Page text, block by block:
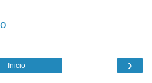
›
Inicio